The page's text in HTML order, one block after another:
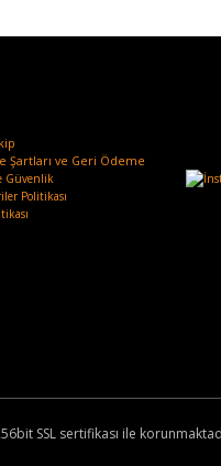
Şartları ve Geri Ödeme
Güvenlik
Politikası
SSL sertifikası ile